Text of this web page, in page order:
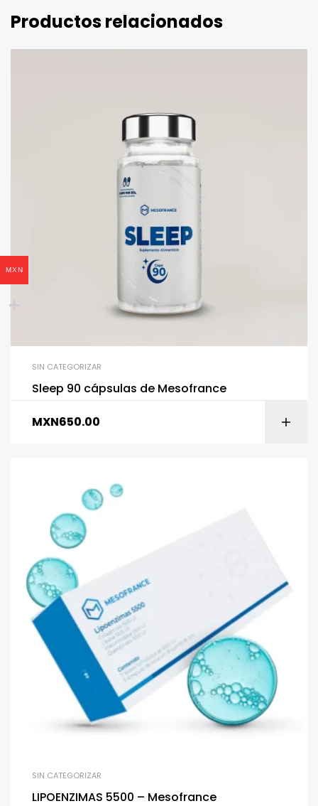
Productos relacionados
SIN CATEGORIZAR
Sleep 90 cápsulas de Mesofrance
MXN650.00
SIN CATEGORIZAR
LIPOENZIMAS 5500 – Mesofrance
MXN